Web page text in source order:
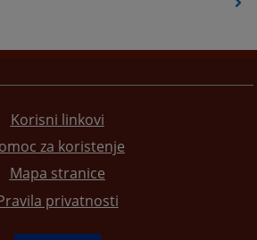
Korisni linkovi
za koristenje
Mapa stranice
privatnosti